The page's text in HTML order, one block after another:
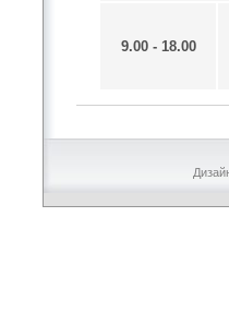
9.00 - 18.00